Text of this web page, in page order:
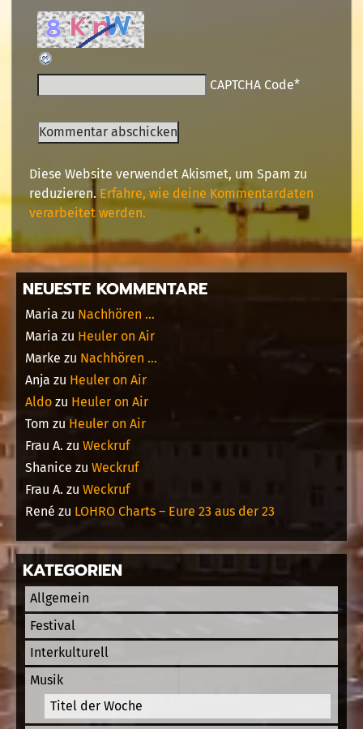
CAPTCHA Code*
Diese Website verwendet Akismet, um Spam zu
reduzieren.Erfahre, wie deine Kommentardaten
verarbeitet werden.
NEUESTE KOMMENTARE
Maria zu Nachhören …
Maria zu Heuler on Air
Marke zu Nachhören …
Anja zu Heuler on Air
Aldo zu Heuler on Air
Tom zu Heuler on Air
Frau A. zu Weckruf
Shanice zu Weckruf
Frau A. zu Weckruf
René zu LOHRO Charts – Eure 23 aus der 23
KATEGORIEN
Allgemein
Festival
Interkulturell
Musik
Titel der Woche